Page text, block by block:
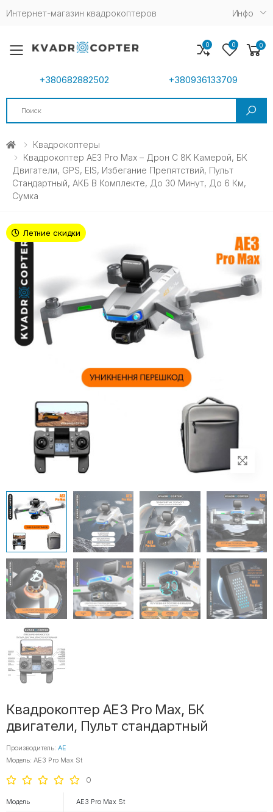
Интернет-магазин квадрокоптеров Инфо
Toggle mobile menu
+380682882502 +380936133709
Search
0 0 0
Квадрокоптеры
Квадрокоптер AE3 Pro Max – Дрон C 8K Камерой, БК
Двигатели, GPS, EIS, Избегание Препятствий, Пульт
Стандартный, АКБ В Комплекте, До 30 Минут, До 6 Км,
Сумка
Летние скидки
Квадрокоптер AE3 Pro Max, БК
двигатели, Пульт стандартный
Производитель: AE
Модель: AE3 Pro Max St
0
Модель AE3 Pro Max St